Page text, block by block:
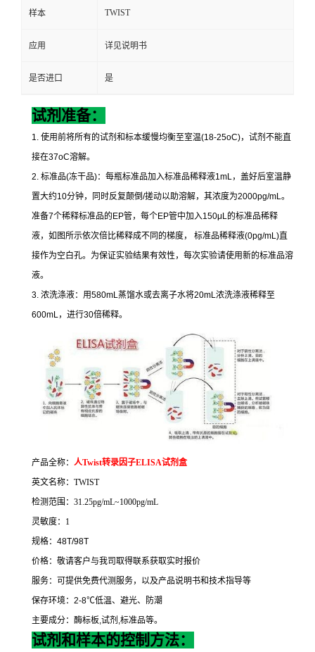
样本 TWIST
应用 详见说明书
是否进口 是
试剂准备：
1. 使用前将所有的试剂和标本缓慢均衡至室温(18-25oC)，试剂不能直
接在37oC溶解。
2. 标准品(冻干品)：每瓶标准品加入标准品稀释液1mL，盖好后室温静
置大约10分钟，同时反复颠倒/搓动以助溶解，其浓度为2000pg/mL。
准备7个稀释标准品的EP管，每个EP管中加入150μL的标准品稀释
液，如图所示依次倍比稀释成不同的梯度，
标准品稀释液(0pg/mL)直
接作为空白孔。为保证实验结果有效性，每次实验请使用新的标准品溶
液。
3. 浓洗涤液：用580mL蒸馏水或去离子水将20mL浓洗涤液稀释至
600mL，进行30倍稀释。
产品全称： 人Twist转录因子ELISA试剂盒
英文名称： TWIST
检测范围： 31.25pg/mL~1000pg/mL
灵敏度： 1
规格： 48T/98T
价格：敬请客户与我司取得联系获取实时报价
服务：可提供免费代测服务，以及产品说明书和技术指导等
保存环境： 2-8℃低温、避光、防潮
主要成分：酶标板,试剂 ,标准品等。
试剂和样本的控制方法：